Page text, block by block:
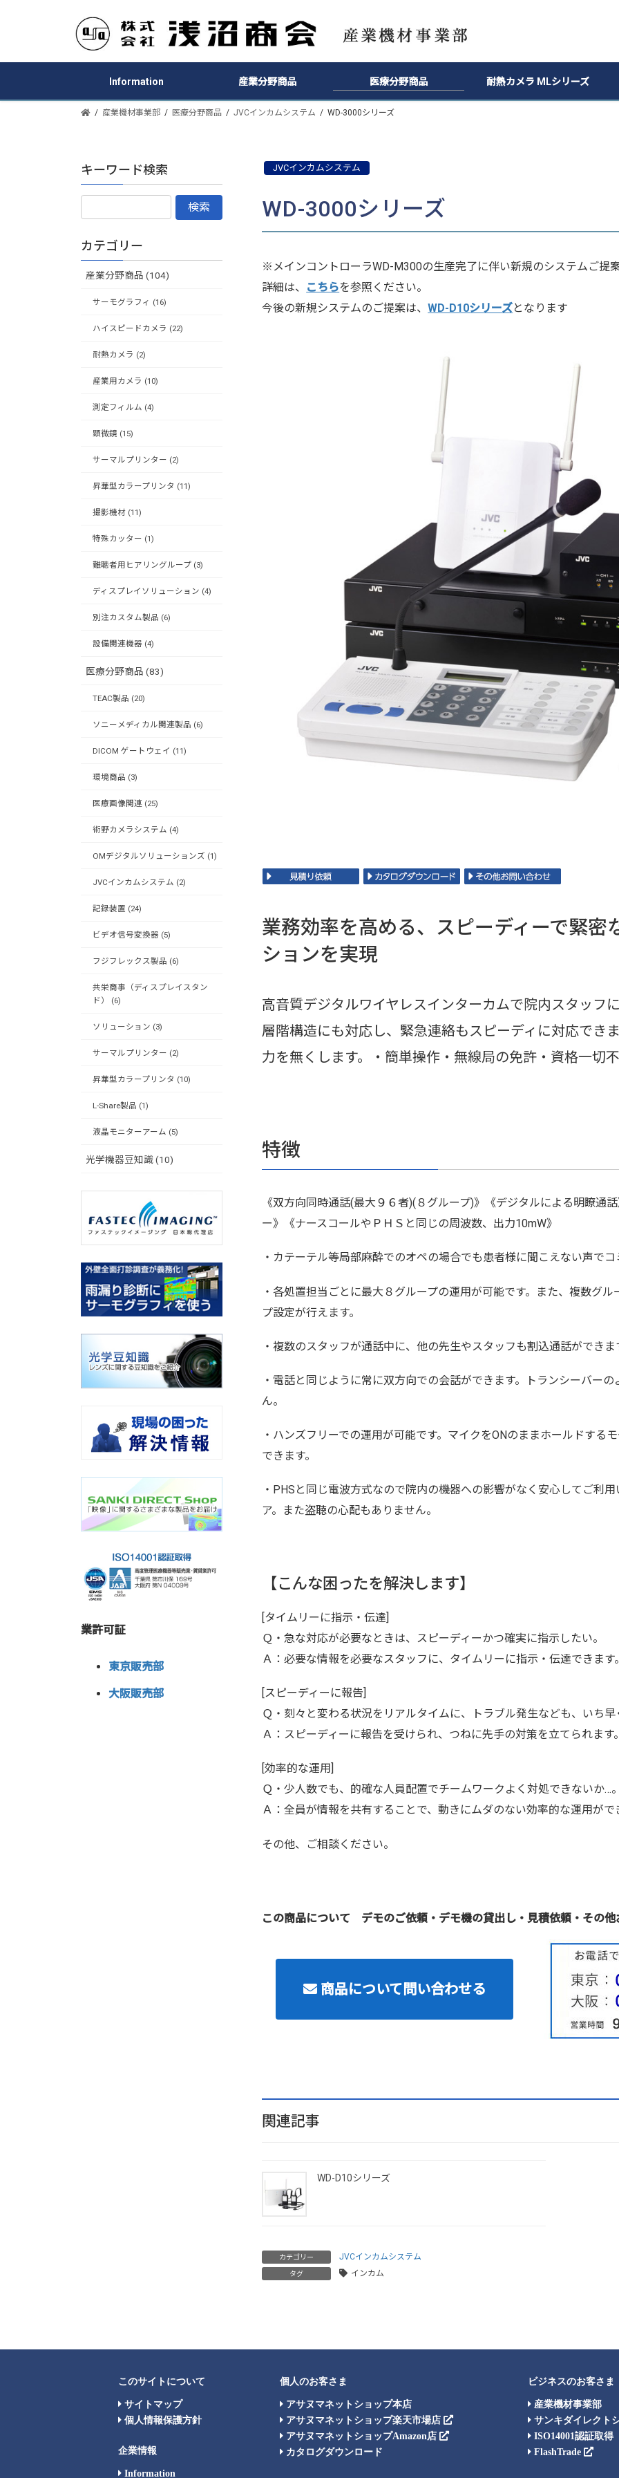
Information 産業分野商品 医療分野商品 耐熱カメラ MLシリーズ
産業機材事業部 医療分野商品 JVCインカムシステム WD-3000シリーズ
JVCインカムシステム
WD-3000シリーズ
※メインコントローラWD-M300の生産完了に伴い新規のシステムご提
詳細は、 こちらを参照ください。
今後の新規システムのご提案は、WD-D10シリーズとなります
業務効率を高める、スピーディーで緊密
ションを実現
高音質デジタルワイヤレスインターカムで院内スタッフ
層階構造にも対応し、緊急連絡もスピーディに対応でき
力を無くします。・簡単操作・無線局の免許・資格一切
特徴
《双方向同時通話(最大９６者)(８グループ)》《デジタルによる明瞭通
ー》《ナースコールやＰＨＳと同じの周波数、出力10mW》
・カテーテル等局部麻酔でのオペの場合でも患者様に聞こえない声でコ
・各処置担当ごとに最大８グループの運用が可能です。また、複数グ
プ設定が行えます。
・複数のスタッフが通話中に、他の先生やスタッフも割込通話ができま
・電話と同じように常に双方向での会話ができます。トランシーバー
ん。
・ハンズフリーでの運用が可能です。マイクをONのままホールドする
できます。
・PHSと同じ電波方式なので院内の機器への影響がなく安心してご利
ア。また盗聴の心配もありません。
【こんな困ったを解決します】
[タイムリーに指示・伝達]
Ｑ・急な対応が必要なときは、スピーディーかつ確実に指示したい。
Ａ：必要な情報を必要なスタッフに、タイムリーに指示・伝達できます。
[スピーディーに報告]
Ｑ・刻々と変わる状況をリアルタイムに、トラブル発生なども、いち早
Ａ：スピーディーに報告を受けられ、つねに先手の対策を立てられます。
[効率的な運用]
Ｑ・少人数でも、的確な人員配置でチームワークよく対処できないか…。
Ａ：全員が情報を共有することで、動きにムダのない効率的な運用がで
その他、ご相談ください。
この商品について デモのご依頼・デモ機の貸出し・見積依頼・その他
商品について問い合わせる
関連記事
WD-D10シリーズ
カテゴリー JVCインカムシステム
タグ インカム
キーワード検索
カテゴリー
産業分野商品 (104)
サーモグラフィ (16)
ハイスピードカメラ (22)
耐熱カメラ (2)
産業用カメラ (10)
測定フィルム (4)
顕微鏡 (15)
サーマルプリンター (2)
昇華型カラープリンタ (11)
撮影機材 (11)
特殊カッター (1)
難聴者用ヒアリングループ (3)
ディスプレイソリューション (4)
別注カスタム製品 (6)
設備関連機器 (4)
医療分野商品 (83)
TEAC製品 (20)
ソニーメディカル関連製品 (6)
DICOM ゲートウェイ (11)
環境商品 (3)
医療画像関連 (25)
術野カメラシステム (4)
OMデジタルソリューションズ (1)
JVCインカムシステム (2)
記録装置 (24)
ビデオ信号変換器 (5)
フジフレックス製品 (6)
共栄商事（ディスプレイスタン
ド） (6)
ソリューション (3)
サーマルプリンター (2)
昇華型カラープリンタ (10)
L-Share製品 (1)
液晶モニターアーム (5)
光学機器豆知識 (10)
業許可証
東京販売部
大阪販売部
このサイトについて
サイトマップ
個人情報保護方針
企業情報
Information
個人のお客さま
アサヌマネットショップ本店
アサヌマネットショップ楽天市場店
アサヌマネットショップAmazon店
カタログダウンロード
ビジネスのお客さま
産業機材事業部
サンキダイレクト
ISO14001認証取得
FlashTrade